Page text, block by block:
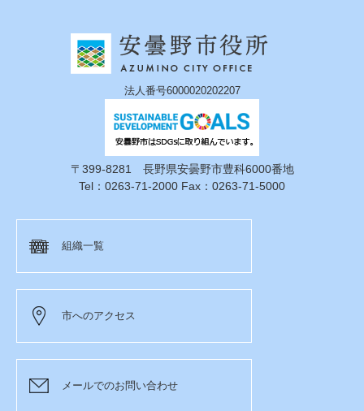
法人番号6000020202207
〒399-8281 長野県安曇野市豊科6000番地
Tel：0263-71-2000 Fax：0263-71-5000
組織一覧
市へのアクセス
メールでのお問い合わせ